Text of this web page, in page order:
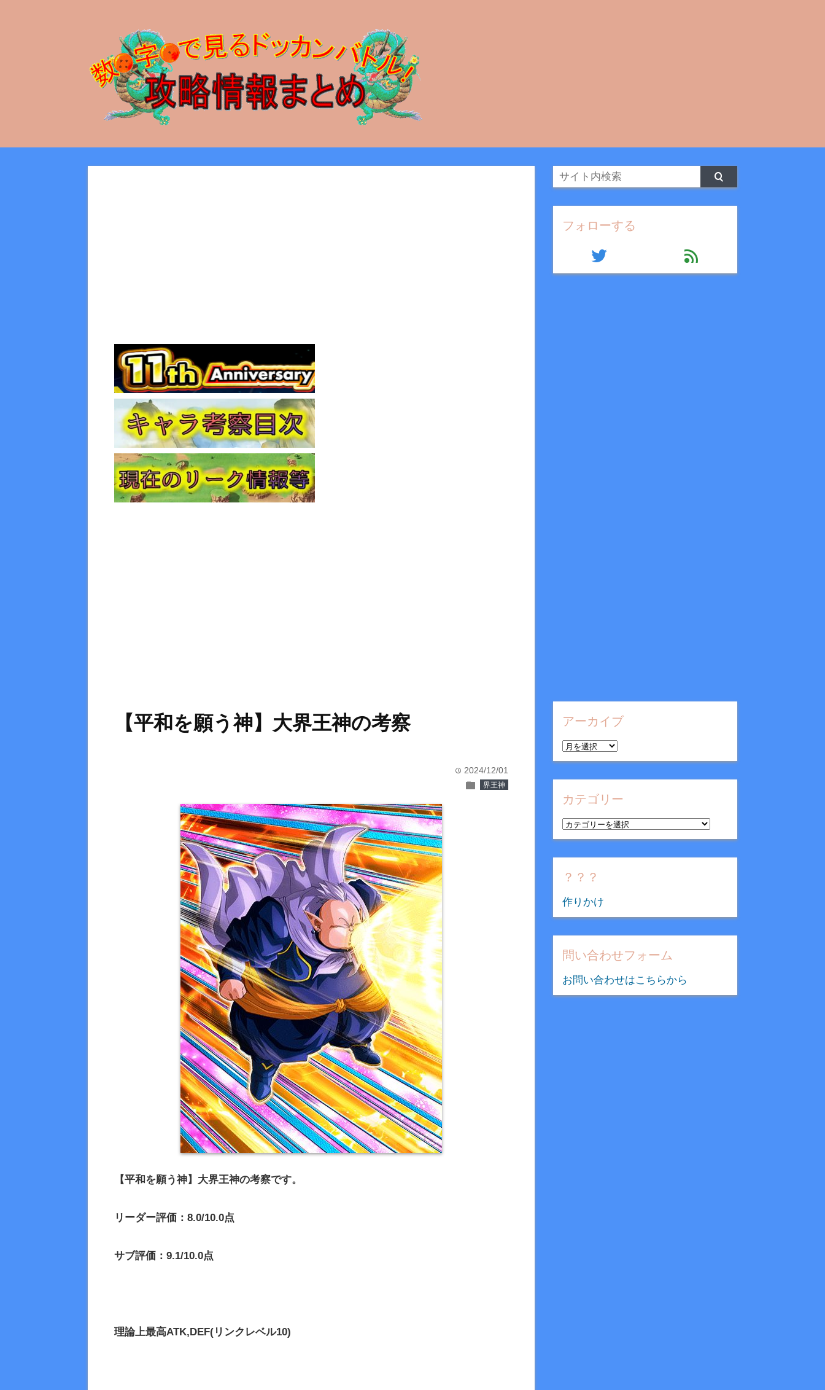
【平和を願う神】大界王神の考察
time 2024/12/01
folder 界王神
【平和を願う神】大界王神の考察です。
リーダー評価：8.0/10.0点
サブ評価：9.1/10.0点
理論上最高ATK,DEF(リンクレベル10)
フォローする
twitter feed
アーカイブ
ア
ー
カ
イ
カテゴリー
カ
テ
ゴ
リ
？？？
作りかけ
問い合わせフォーム
お問い合わせはこちらから